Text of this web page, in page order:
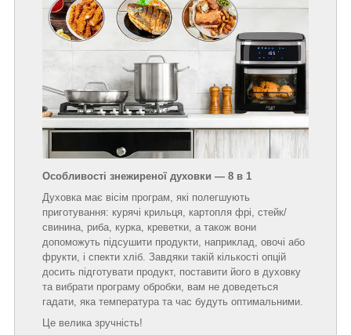
Особливості знежиреної духовки — 8 в 1
Духовка має вісім програм, які полегшують
приготування: курячі крильця, картопля фрі, стейк/
свинина, риба, курка, креветки, а також вони
допоможуть підсушити продукти, наприклад, овочі або
фрукти, і спекти хліб. Завдяки такій кількості опцій
досить підготувати продукт, поставити його в духовку
та вибрати програму обробки, вам не доведеться
гадати, яка температура та час будуть оптимальними.
Це велика зручність!